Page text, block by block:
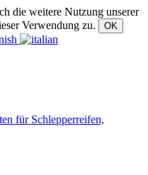
die weitere Nutzung unserer
Verwendung zu.